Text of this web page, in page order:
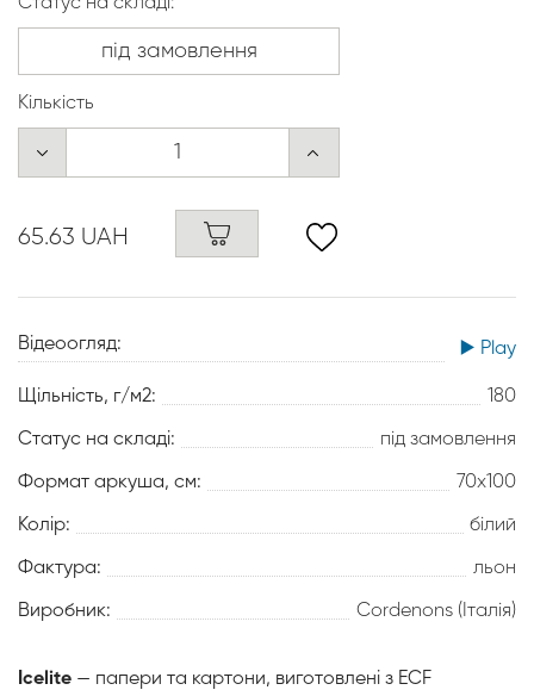
Відеоогляд: ▶️ Play
Щільність, г/м2: 180
Статус на складі: під замовлення
Формат аркуша, см: 70х100
Колір: білий
Фактура: льон
Виробник: Cordenons (Італія)
Icelite — папери та картони, виготовлені з ECF
Кількість
65.63 UAH